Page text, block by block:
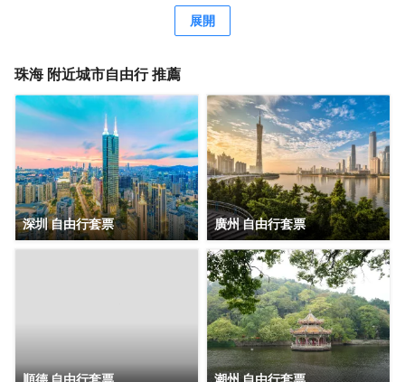
配套有餐廳、洗衣房、健身房、等公共空間，旅客在享受舒
適住宿的同時，也能輕鬆滿足各種休閒與商務需求。客房分
保賓客能夠享受到賓至如歸的居住體驗。 喜悅餐廳位於6
本地特色菜，展現 珠海飲食文化。此外，每個房間都配備有
洗衣機，賓客在忙碌之餘也能輕鬆打理日常衣物。位於 6 層
的健身房房配備有跑步機、橢圓機、動感單車等高端健身器
材，即便身處旅途，也能輕鬆延續鍛鍊習慣。 鉑頓國際公寓
是東呈集團旗下中高端服務式公寓品牌，以“傾注匠心，融入
當地”為品牌理念，融合現代生活方式和行為，旨在為商旅人
士提供舒適住宿、尊貴服務和非凡體驗的現代化理想居庭。
展開
珠海 附近城市自由行 推薦
深圳 自由行套票 廣州 自由行套票
順德 自由行套票 潮州 自由行套票